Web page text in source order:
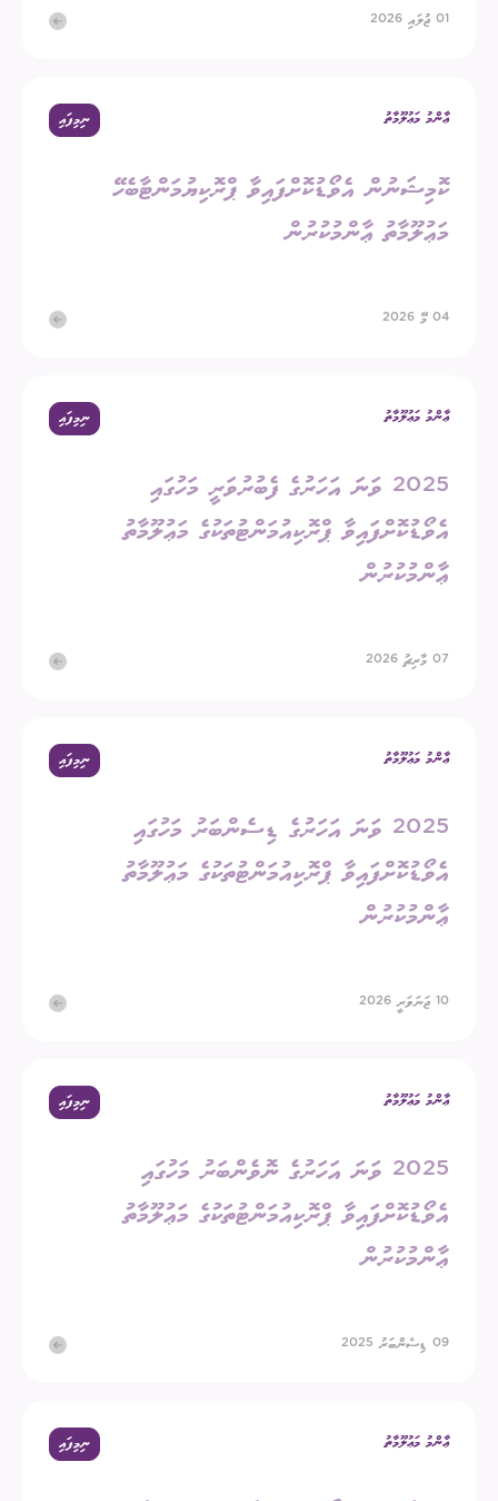
01 ޖުލައި 2026
ޢާންމު މަޢުލޫމާތު ނިމިފައި
ކޮމިޝަނުން އެވޯޑުކޮށްފައިވާ ޕްރޮކިޔުމަންޓާބެހޭ
މަޢުލޫމާތު ޢާންމުކުރުން
04 މޭ 2026
ޢާންމު މަޢުލޫމާތު ނިމިފައި
2025 ވަނަ އަހަރުގެ ފެބުރުވަރީ މަހުގައި
އެވޯޑުކޮށްފައިވާ ޕްރޮކިއުމަންޓުތަކުގެ މަޢުލޫމާތު
ޢާންމުކުރުން
07 މާރިޗު 2026
ޢާންމު މަޢުލޫމާތު ނިމިފައި
2025 ވަނަ އަހަރުގެ ޑިސެންބަރު މަހުގައި
އެވޯޑުކޮށްފައިވާ ޕްރޮކިއުމަންޓުތަކުގެ މަޢުލޫމާތު
ޢާންމުކުރުން
10 ޖަނަވަރީ 2026
ޢާންމު މަޢުލޫމާތު ނިމިފައި
2025 ވަނަ އަހަރުގެ ނޮވެންބަރު މަހުގައި
އެވޯޑުކޮށްފައިވާ ޕްރޮކިއުމަންޓުތަކުގެ މަޢުލޫމާތު
ޢާންމުކުރުން
09 ޑިސެންބަރު 2025
ޢާންމު މަޢުލޫމާތު ނިމިފައި